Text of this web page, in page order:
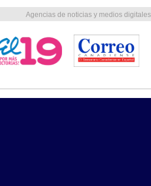
Agencias de noticias y medios digitales